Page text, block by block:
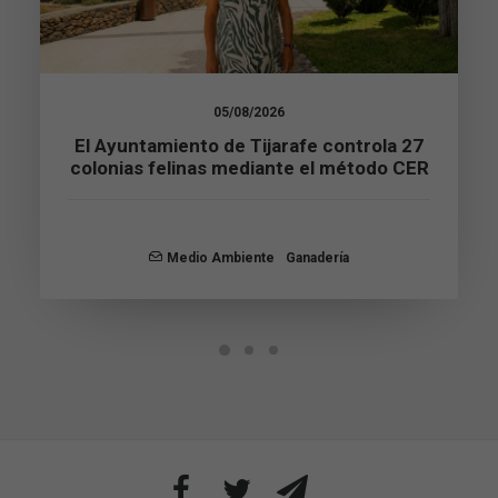
05/08/2026
El Ayuntamiento de Tijarafe controla 27
colonias felinas mediante el método CER
Medio Ambiente Ganadería
Estadísticas
Para que
y estructura
de la web, en
funcionalidades